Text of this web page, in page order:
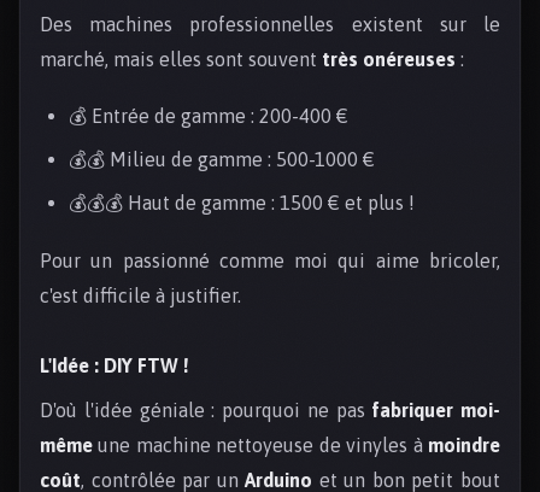
Des machines professionnelles existent sur le
marché, mais elles sont souvent très onéreuses :
💰 Entrée de gamme : 200-400 €
💰💰 Milieu de gamme : 500-1000 €
💰💰💰 Haut de gamme : 1500 € et plus !
Pour un passionné comme moi qui aime bricoler,
c'est difficile à justifier.
L'Idée : DIY FTW !
D'où l'idée géniale : pourquoi ne pas fabriquer moi-
même une machine nettoyeuse de vinyles à moindre
coût, contrôlée par unArduino et un bon petit bout